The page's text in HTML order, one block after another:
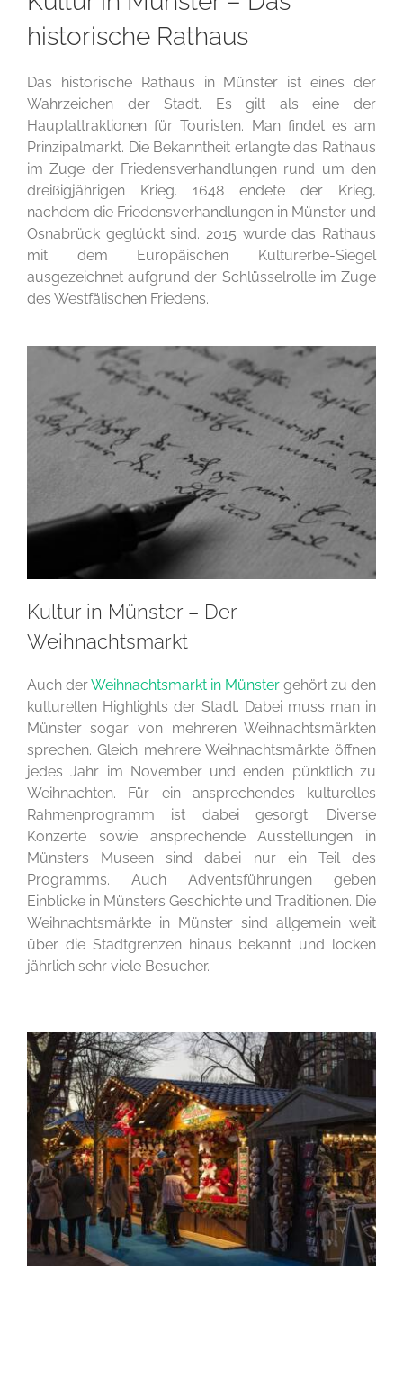
historische Rathaus
Das historische Rathaus in Münster ist eines der
Wahrzeichen der Stadt. Es gilt als eine der
Hauptattraktionen für Touristen. Man findet es am
Prinzipalmarkt. Die Bekanntheit erlangte das Rathaus
im Zuge der Friedensverhandlungen rund um den
dreißigjährigen Krieg. 1648 endete der Krieg,
nachdem die Friedensverhandlungen in Münster und
Osnabrück geglückt sind. 2015 wurde das Rathaus
mit dem Europäischen Kulturerbe-Siegel
ausgezeichnet aufgrund der Schlüsselrolle im Zuge
des Westfälischen Friedens.
Kultur in Münster – Der
Weihnachtsmarkt
Auch derWeihnachtsmarkt in Münster gehört zu den
kulturellen Highlights der Stadt. Dabei muss man in
Münster sogar von mehreren Weihnachtsmärkten
sprechen. Gleich mehrere Weihnachtsmärkte öffnen
jedes Jahr im November und enden pünktlich zu
Weihnachten. Für ein ansprechendes kulturelles
Rahmenprogramm ist dabei gesorgt. Diverse
Konzerte sowie ansprechende Ausstellungen in
Münsters Museen sind dabei nur ein Teil des
Programms. Auch Adventsführungen geben
Einblicke in Münsters Geschichte und Traditionen. Die
Weihnachtsmärkte in Münster sind allgemein weit
über die Stadtgrenzen hinaus bekannt und locken
jährlich sehr viele Besucher.